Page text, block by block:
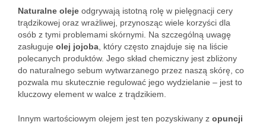
Naturalne oleje odgrywają istotną rolę w pielęgnacji cery
trądzikowej oraz wrażliwej, przynosząc wiele korzyści dla
osób z tymi problemami skórnymi. Na szczególną uwagę
zasługuje olej jojoba , który często znajduje się na liście
polecanych produktów. Jego skład chemiczny jest zbliżony
do naturalnego sebum wytwarzanego przez naszą skórę, co
pozwala mu skutecznie regulować jego wydzielanie – jest to
kluczowy element w walce z trądzikiem.
Innym wartościowym olejem jest ten pozyskiwany z opuncji